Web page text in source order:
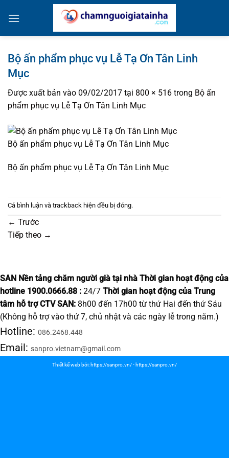
qua
Bộ ấn phẩm phục vụ Lễ Tạ Ơn Tân Linh
Mục
Được xuất bản vào 09/02/2017 tại 800 × 516 trong Bộ ấn
phẩm phục vụ Lễ Tạ Ơn Tân Linh Mục
Bộ ấn phẩm phục vụ Lễ Tạ Ơn Tân Linh Mục
Bộ ấn phẩm phục vụ Lễ Tạ Ơn Tân Linh Mục
Cả bình luận và trackback hiện đều bị đóng.
← Trước
Tiếp theo →
SAN Nền tảng chăm người già tại nhà Thời gian hoạt động của
hotline 1900.0666.88 : 24/7 Thời gian hoạt động của Trung
tâm hỗ trợ CTV SAN: 8h00 đến 17h00 từ thứ Hai đến thứ Sáu
(Không hỗ trợ vào thứ 7, chủ nhật và các ngày lễ trong năm.)
Hotline: 086.2468.448
Email: sanpro.vietnam@gmail.com
Thiết kế web bởi: https://sanpro.vn/- https://sanpro.vn/